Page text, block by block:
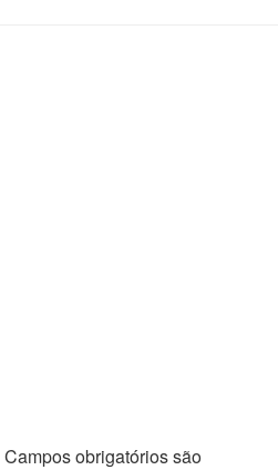
Campos obrigatórios são